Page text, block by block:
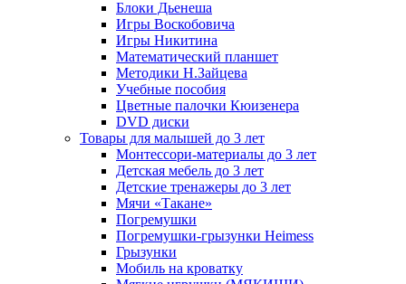
Блоки Дьенеша
Игры Воскобовича
Игры Никитина
Математический планшет
Методики Н.Зайцева
Учебные пособия
Цветные палочки Кюизенера
DVD диски
Товары для малышей до 3 лет
Монтессори-материалы до 3 лет
Детская мебель до 3 лет
Детские тренажеры до 3 лет
Мячи «Такане»
Погремушки
Погремушки-грызунки Heimess
Грызунки
Мобиль на кроватку